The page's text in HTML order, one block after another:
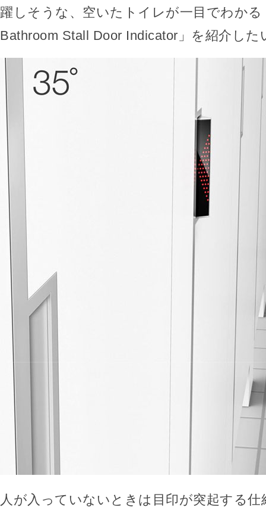
躍しそうな、空いたトイレが一目でわかる
Bathroom Stall Door Indicator」を紹介した
人が入っていないときは目印が突起する